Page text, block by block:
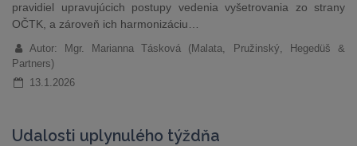
pravidiel upravujúcich postupy vedenia vyšetrovania zo strany
OČTK, a zároveň ich harmonizáciu…
Autor: Mgr. Marianna Tásková (Malata, Pružinský, Hegedüš &
Partners)
13.1.2026
Udalosti uplynulého týždňa